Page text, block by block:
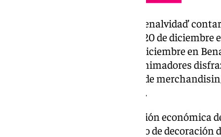
Por un lado, la actividad ‘Feliz Benalvidad’
establecimientos asociados, el 20 de diciembre
Benalmádena Costa, y el 27 de diciembre en
de ACEB ha detallado que dos animadores
las visitas, para repartir bolsas de
Benalmádena. Ganamos Todos’.
También dentro de la colaboración económica
convocado el concurso navideño de decoración